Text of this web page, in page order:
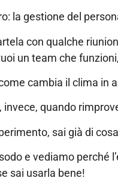
la gestione del
con qualche
un team che
cambia il clima in
invece, quando
sai già di
e vediamo perché
sai usarla bene!